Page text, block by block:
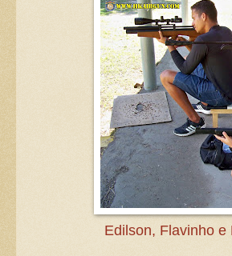
Edilson, Flavinho